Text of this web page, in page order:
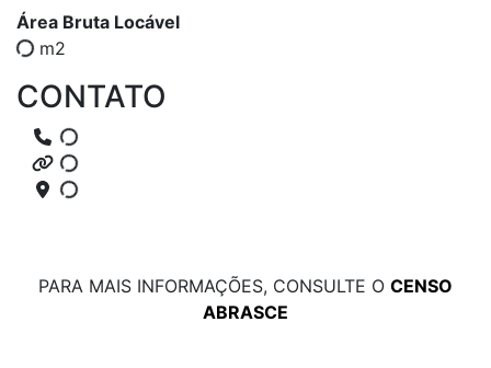
Área Bruta Locável
m2
CONTATO
PARA MAIS INFORMAÇÕES, CONSULTE O CENSO
ABRASCE